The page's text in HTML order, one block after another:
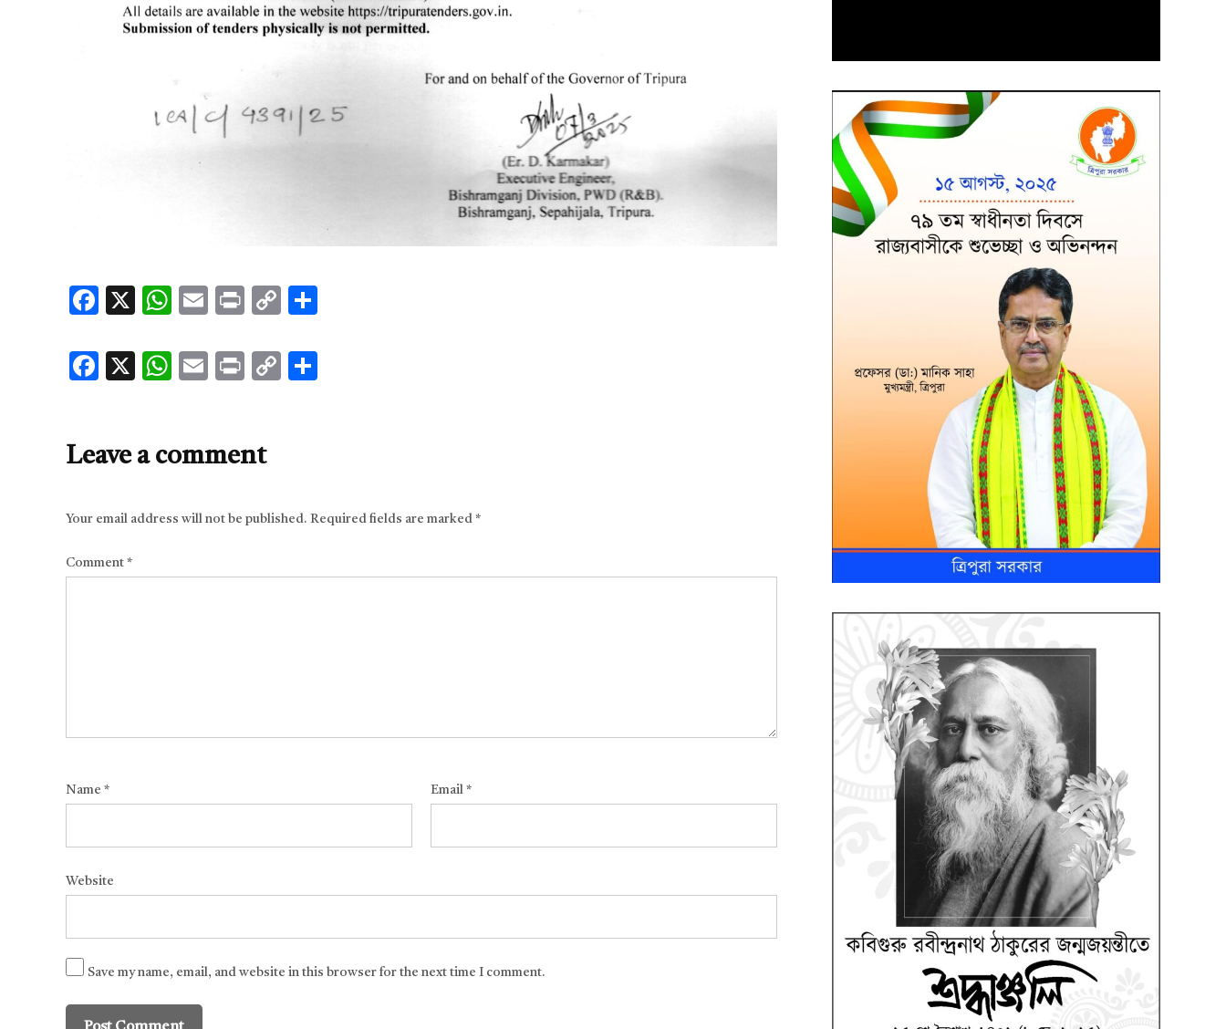
Facebook
X WhatsApp
EmailPrintCopy
Facebook
X WhatsApp
EmailPrintCopy
Leave a comment
Your email address will not be published. Required fields are marked *
Comment *
Name * Email *
Website
Save my name, email, and website in this browser for the next time I comment.